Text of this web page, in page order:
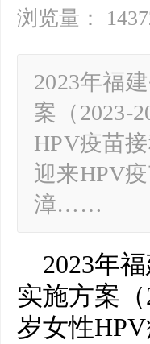
浏览量：
2023年福
案（2023-
HPV疫苗
迎来HPV
漳……
2023年
实施方案
岁女性